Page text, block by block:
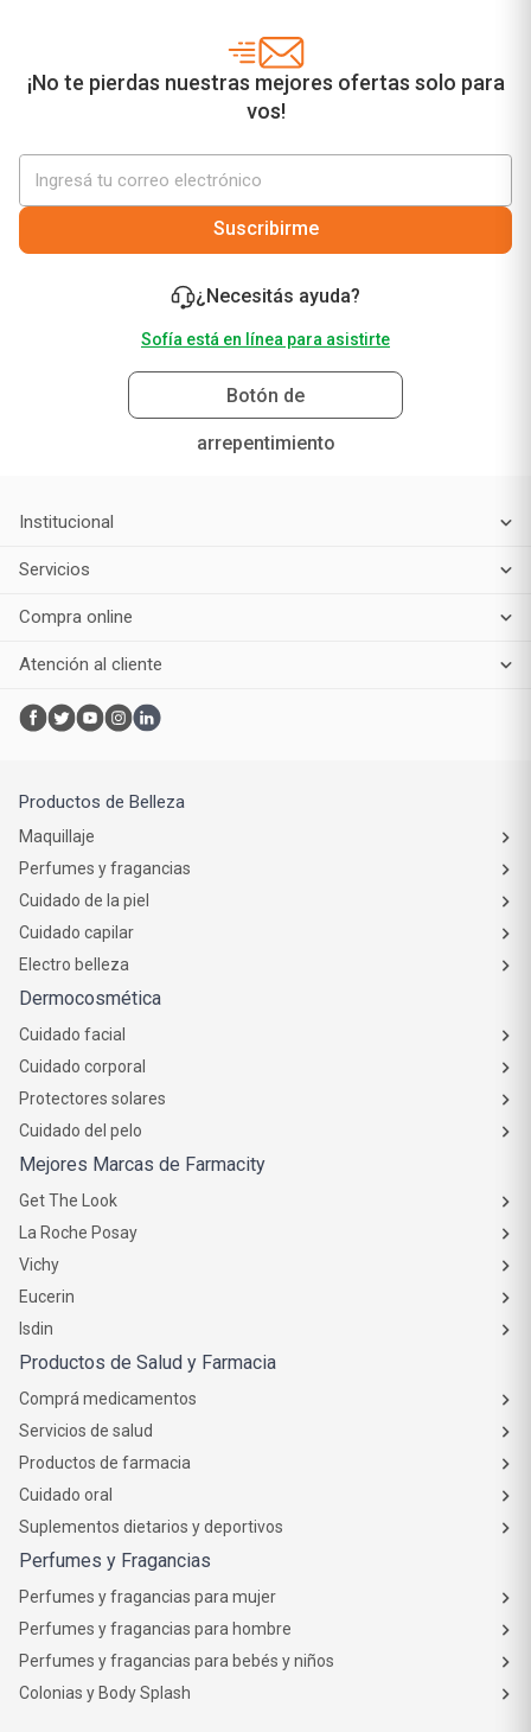
¡No te pierdas nuestras mejores ofertas solo para
vos!
Suscribirme
¿Necesitás ayuda?
Sofía está en línea para asistirte
Botón de
arrepentimiento
Institucional
Servicios
Compra online
Atención al cliente
Productos de Belleza
Maquillaje
Perfumes y fragancias
Cuidado de la piel
Cuidado capilar
Electro belleza
Dermocosmética
Cuidado facial
Cuidado corporal
Protectores solares
Cuidado del pelo
Mejores Marcas de Farmacity
Get The Look
La Roche Posay
Vichy
Eucerin
Isdin
Productos de Salud y Farmacia
Comprá medicamentos
Servicios de salud
Productos de farmacia
Cuidado oral
Suplementos dietarios y deportivos
Perfumes y Fragancias
Perfumes y fragancias para mujer
Perfumes y fragancias para hombre
Perfumes y fragancias para bebés y niños
Colonias y Body Splash